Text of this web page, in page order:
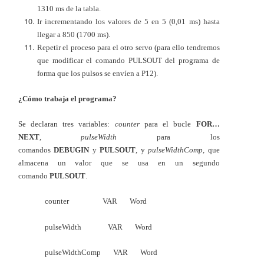
1310 ms de la tabla.
Ir incrementando los valores de 5 en 5 (0,01 ms) hasta
llegar a 850 (1700 ms).
Repetir el proceso para el otro servo (para ello tendremos
que modificar el comando PULSOUT del programa de
forma que los pulsos se envíen a P12).
¿Cómo trabaja el programa?
Se declaran tres variables: counterpara el bucle FOR…
NEXT,pulseWidth para los
comandosDEBUGIN yPULSOUT, ypulseWidthComp, que
almacena un valor que se usa en un segundo
comando PULSOUT.
counter VAR Word
pulseWidth VAR Word
pulseWidthComp VAR Word